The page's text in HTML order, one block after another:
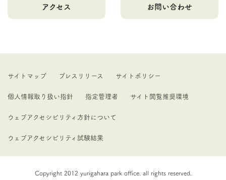
アクセス お問い合わせ
サイトマップ プレスリリース サイトポリシー
個人情報取り扱い指針 指定管理者 サイト閲覧推奨環境
ウェブアクセシビリティ方針について
ウェブアクセシビリティ試験結果
Copyright 2012 yurigahara park office. all rights reserved.